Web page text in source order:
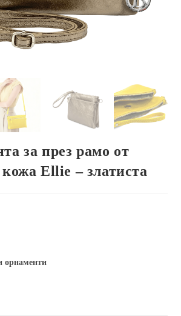
за през рамо от
кожа Ellie – златиста
орнаменти